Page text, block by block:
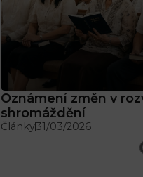
Oznámení změn v
shromáždění
Články31/03/2026